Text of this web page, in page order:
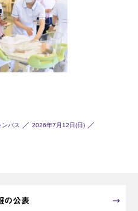
ンパス
2026年7月12日(日)
の公表